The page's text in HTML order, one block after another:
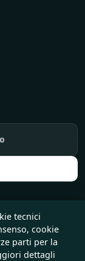
i diritti riservati
tecnici
cookie
parti per la
dettagli